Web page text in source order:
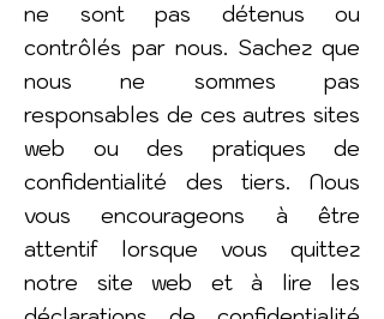
ne sont pas détenus ou
contrôlés par nous. Sachez que
nous ne sommes pas
responsables de ces autres sites
web ou des pratiques de
confidentialité des tiers. Nous
vous encourageons à être
attentif lorsque vous quittez
notre site web et à lire les